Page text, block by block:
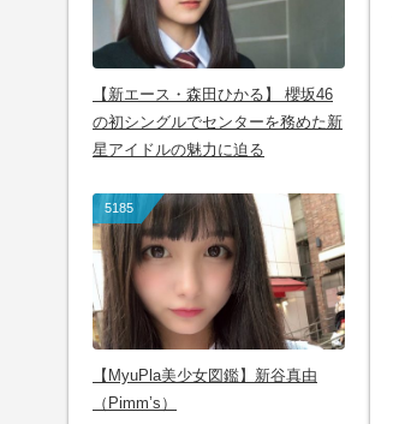
【新エース・森田ひかる】 櫻坂46
の初シングルでセンターを務めた新
星アイドルの魅力に迫る
5185
【MyuPla美少女図鑑】新谷真由
（Pimm’s）